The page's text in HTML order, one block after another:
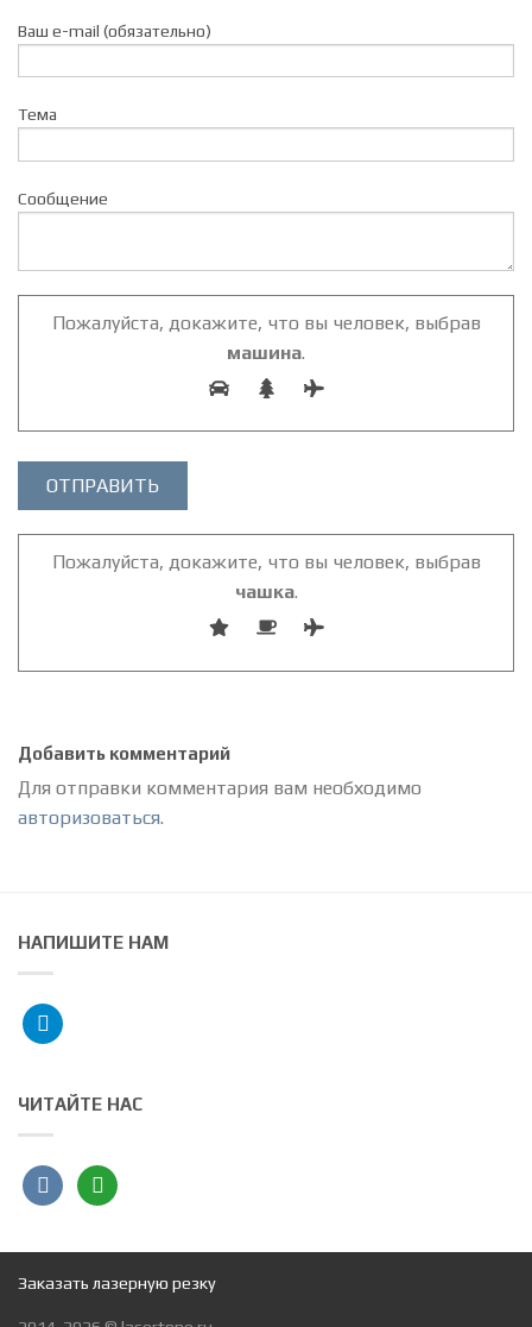
Ваш e-mail (обязательно)
Тема
Сообщение
Пожалуйста, докажите, что вы человек, выбрав
машина.
Пожалуйста, докажите, что вы человек, выбрав
чашка.
Добавить комментарий
Для отправки комментария вам необходимо
авторизоваться.
НАПИШИТЕ НАМ
telegram
ЧИТАЙТЕ НАС
vkontakteangieslist
Заказать лазерную резку